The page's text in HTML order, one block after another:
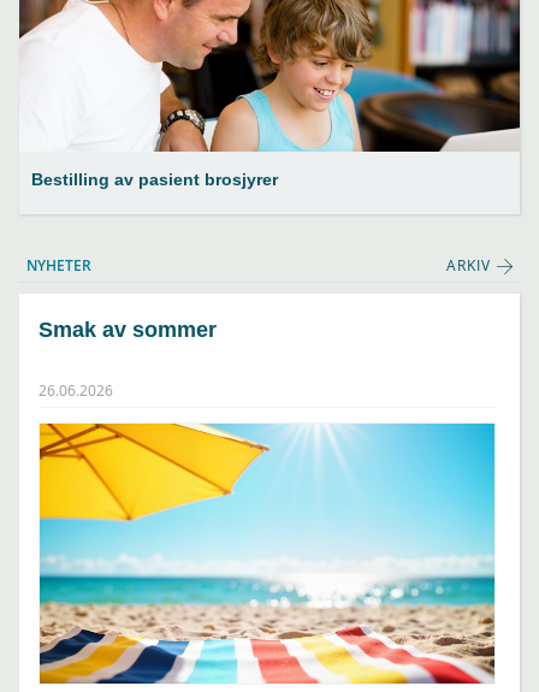
Bestilling av pasient brosjyrer
NYHETER ARKIV
Smak av sommer
26.06.2026